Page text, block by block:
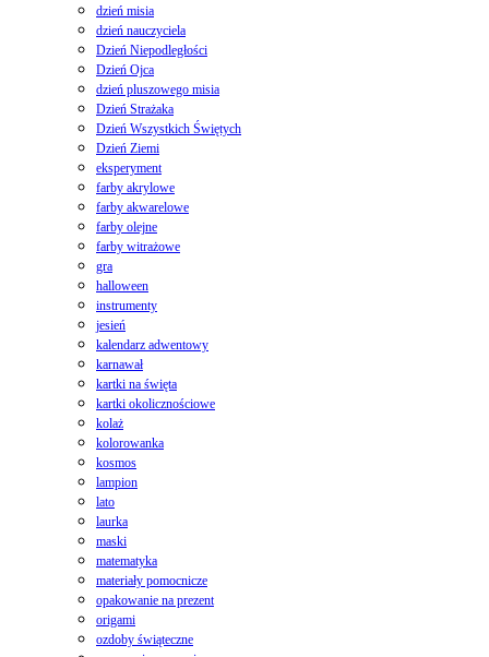
dzień misia
dzień nauczyciela
Dzień Niepodległości
Dzień Ojca
dzień pluszowego misia
Dzień Strażaka
Dzień Wszystkich Świętych
Dzień Ziemi
eksperyment
farby akrylowe
farby akwarelowe
farby olejne
farby witrażowe
gra
halloween
instrumenty
jesień
kalendarz adwentowy
karnawał
kartki na święta
kartki okolicznościowe
kolaż
kolorowanka
kosmos
lampion
lato
laurka
maski
matematyka
materiały pomocnicze
opakowanie na prezent
origami
ozdoby świąteczne